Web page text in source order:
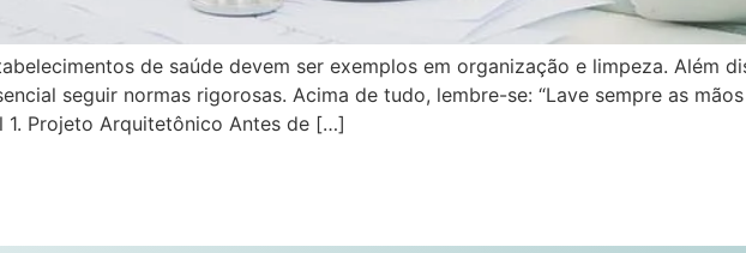
de saúde devem ser exemplos em organização e limpeza. Além
seguir normas rigorosas. Acima de tudo, lembre-se: “Lave sempre as
1. Projeto Arquitetônico Antes de […]